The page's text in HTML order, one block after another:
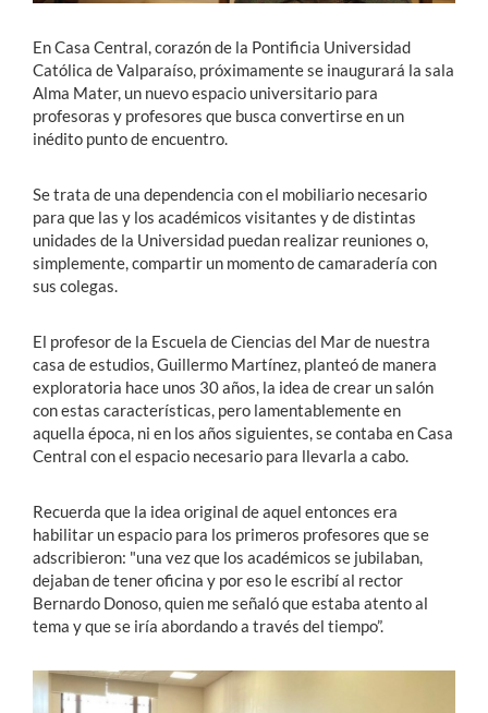
En Casa Central, corazón de la Pontificia Universidad
Católica de Valparaíso, próximamente se inaugurará la sala
Alma Mater, un nuevo espacio universitario para
profesoras y profesores que busca convertirse en un
inédito punto de encuentro.
Se trata de una dependencia con el mobiliario necesario
para que las y los académicos visitantes y de distintas
unidades de la Universidad puedan realizar reuniones o,
simplemente, compartir un momento de camaradería con
sus colegas.
El profesor de la Escuela de Ciencias del Mar de nuestra
casa de estudios, Guillermo Martínez, planteó de manera
exploratoria hace unos 30 años, la idea de crear un salón
con estas características, pero lamentablemente en
aquella época, ni en los años siguientes, se contaba en Casa
Central con el espacio necesario para llevarla a cabo.
Recuerda que la idea original de aquel entonces era
habilitar un espacio para los primeros profesores que se
adscribieron: "una vez que los académicos se jubilaban,
dejaban de tener oficina y por eso le escribí al rector
Bernardo Donoso, quien me señaló que estaba atento al
tema y que se iría abordando a través del tiempo”.